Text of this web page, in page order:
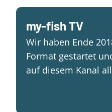
my-fish TV
Wir haben Ende
Format gestartet
auf diesem Kanal